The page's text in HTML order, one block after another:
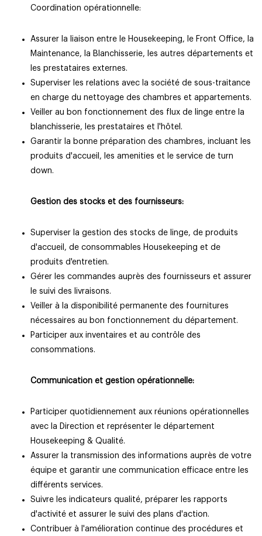
Coordination opérationnelle:
Assurer la liaison entre le Housekeeping, le Front Office, la
Maintenance, la Blanchisserie, les autres départements et
les prestataires externes.
Superviser les relations avec la société de sous-traitance
en charge du nettoyage des chambres et appartements.
Veiller au bon fonctionnement des flux de linge entre la
blanchisserie, les prestataires et l'hôtel.
Garantir la bonne préparation des chambres, incluant les
produits d'accueil, les amenities et le service de turn
down.
Gestion des stocks et des fournisseurs:
Superviser la gestion des stocks de linge, de produits
d'accueil, de consommables Housekeeping et de
produits d'entretien.
Gérer les commandes auprès des fournisseurs et assurer
le suivi des livraisons.
Veiller à la disponibilité permanente des fournitures
nécessaires au bon fonctionnement du département.
Participer aux inventaires et au contrôle des
consommations.
Communication et gestion opérationnelle:
Participer quotidiennement aux réunions opérationnelles
avec la Direction et représenter le département
Housekeeping & Qualité.
Assurer la transmission des informations auprès de votre
équipe et garantir une communication efficace entre les
différents services.
Suivre les indicateurs qualité, préparer les rapports
d'activité et assurer le suivi des plans d'action.
Contribuer à l'amélioration continue des procédures et